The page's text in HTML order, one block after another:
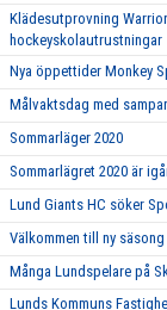
Klädesutprovning
hockeyskolautrustningar
Nya öppettider Monkey
Målvaktsdag med
Sommarläger 2020
Sommarlägret 2020 är
Lund Giants HC söker
Välkommen till ny
Många Lundspelare på
Lunds Kommuns